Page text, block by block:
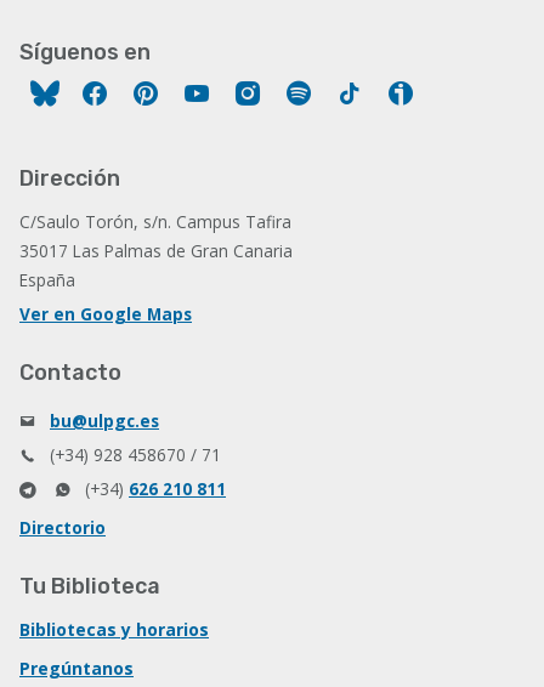
Síguenos en
FacebookPinterestYouTubeInstagram
Spotify Tiktok
Dirección
C/Saulo Torón, s/n. Campus Tafira
35017 Las Palmas de Gran Canaria
España
Ver en Google Maps
Contacto
bu@ulpgc.es
(+34) 928 458670 / 71
(+34) 626 210 811
Directorio
Tu Biblioteca
Bibliotecas y horarios
Pregúntanos